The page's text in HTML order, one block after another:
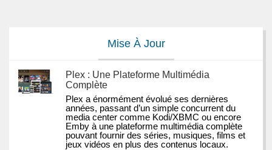
Mise À Jour
Plex : Une Plateforme Multimédia
Complète
Plex a énormément évolué ses dernières
années, passant d’un simple concurrent du
media center comme Kodi/XBMC ou encore
Emby à une plateforme multimédia complète
pouvant fournir des séries, musiques, films et
jeux vidéos en plus des contenus locaux.